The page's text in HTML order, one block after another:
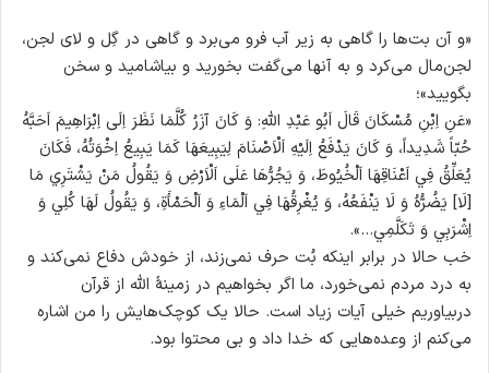
«و آن بت‌ها را گاهی به زیر آب فرو می‌برد و گاهی در گِل و لای لجن،
لجن‌مال می‌کرد و به آنها می‌گفت بخورید و بیاشامید و سخن
بگویید»؛
«عَنِ اِبْنِ مُسْكَانَ قَالَ اَبُو عَبْدِ اللهِ: وَ كَانَ آزَرُ كُلَّمَا نَظَرَ اِلَى اِبْرَاهِيمَ اَحَبَّهُ
حُبّاً شَدِيداً، وَ كَانَ يَدْفَعُ اِلَيْهِ اَلْاَصْنَامَ لِيَبِيعَهَا كَمَا يَبِيعُ اِخْوَتُهُ، فَكَانَ
يُعَلِّقُ فِي اَعْنَاقِهَا اَلْخُيُوطَ، وَ يَجُرُّهَا عَلَى اَلْاَرْضِ وَ يَقُولُ مَنْ يَشْتَرِي مَا
[لَا] يَضُرُّهُ وَ لَا يَنْفَعُهُ، وَ يُغْرِقُهَا فِي اَلْمَاءِ وَ اَلْحَمْأَةِ، وَ يَقُولُ لَهَا كُلِي وَ
اِشْرَبِي وَ تَكَلَّمِي…».
خب حالا در برابر اینکه بُت حرف نمی‌زند، از خودش دفاع نمی‌کند و
به درد مردم نمی‌خورد، ما اگر بخواهیم در زمینهٔ الله از قرآن
دربیاوریم خیلی آیات زیاد است. حالا یک کوچک‌هایش را من اشاره
می‌کنم از وعده‌هایی که خدا داد و بی محتوا بود.